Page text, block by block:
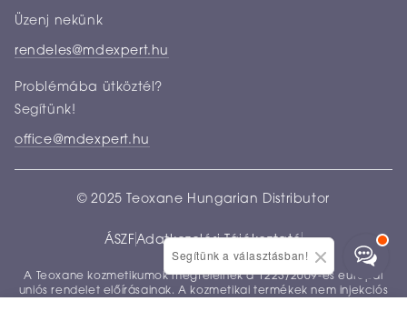
Üzenj nekünk
rendeles@mdexpert.hu
Problémába ütköztél?
Segítünk!
office@mdexpert.hu
© 2025 Teoxane Hungarian Distributor
ÁSZFAdatkezelési Tájékoztató
A Teoxane kozmetikumok megfelelnek a 1223/2009-es európai
uniós rendelet előírásainak. A kozmetikai termékek nem injekciós
Segítünk a választásban!